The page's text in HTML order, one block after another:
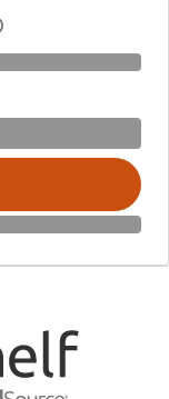
Apri la finestra di